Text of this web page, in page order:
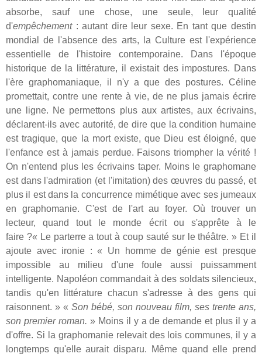
absorbe, sauf une chose, une seule, leur qualité
d'empêchement: autant dire leur sexe. En tant que destin
mondial de l'absence des arts, la Culture est l'expérience
essentielle de l'histoire contemporaine. Dans l'époque
historique de la littérature, il existait des impostures. Dans
l'ère graphomaniaque, il n'y a que des postures. Céline
promettait, contre une rente à vie, de ne plus jamais écrire
une ligne. Ne permettons plus aux artistes, aux écrivains,
déclarent-ils avec autorité, de dire que la condition humaine
est tragique, que la mort existe, que Dieu est éloigné, que
l'enfance est à jamais perdue. Faisons triompher la vérité !
On n'entend plus les écrivains taper. Moins le graphomane
est dans l'admiration (et l'imitation) des œuvres du passé, et
plus il est dans la concurrence mimétique avec ses jumeaux
en graphomanie. C'est de l'art au foyer. Où trouver un
lecteur, quand tout le monde écrit ou s'apprête à le
faire ?« Le parterre a tout à coup sauté sur le théâtre. » Et il
ajoute avec ironie : « Un homme de génie est presque
impossible au milieu d'une foule aussi puissamment
intelligente. Napoléon commandait à des soldats silencieux,
tandis qu'en littérature chacun s'adresse à des gens qui
raisonnent. » « Son bébé, son nouveau film, ses trente ans,
son premier roman. » Moins il y a de demande et plus il y a
d'offre. Si la graphomanie relevait des lois communes, il y a
longtemps qu'elle aurait disparu. Même quand elle prend